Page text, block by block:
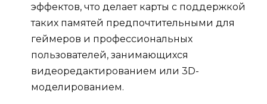
эффектов, что делает карты с поддержкой
таких памятей предпочтительными для
геймеров и профессиональных
пользователей, занимающихся
видеоредактированием или 3D-
моделированием.